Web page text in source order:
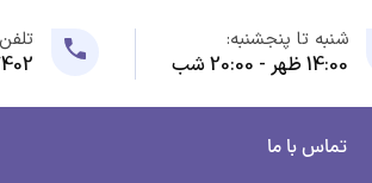
شنبه تا پنجشنبه:
14:00 ظهر - 20:00 شب
تماس با ما